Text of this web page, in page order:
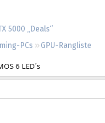
5000 „Deals“
PCs
GPU-Rangliste
6 LED´s